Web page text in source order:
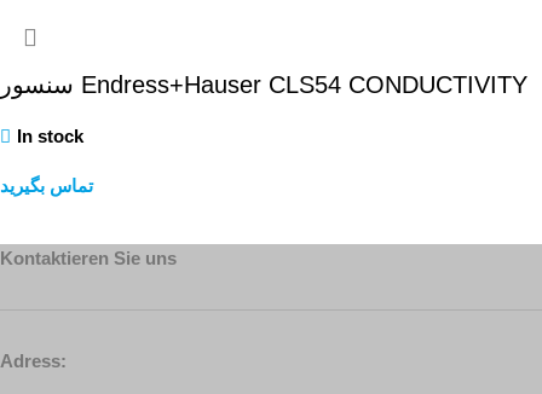
سنسور Endress+Hauser CLS54 CONDUCTIVITY
In stock
تماس بگیرید
Kontaktieren Sie uns
Adress: